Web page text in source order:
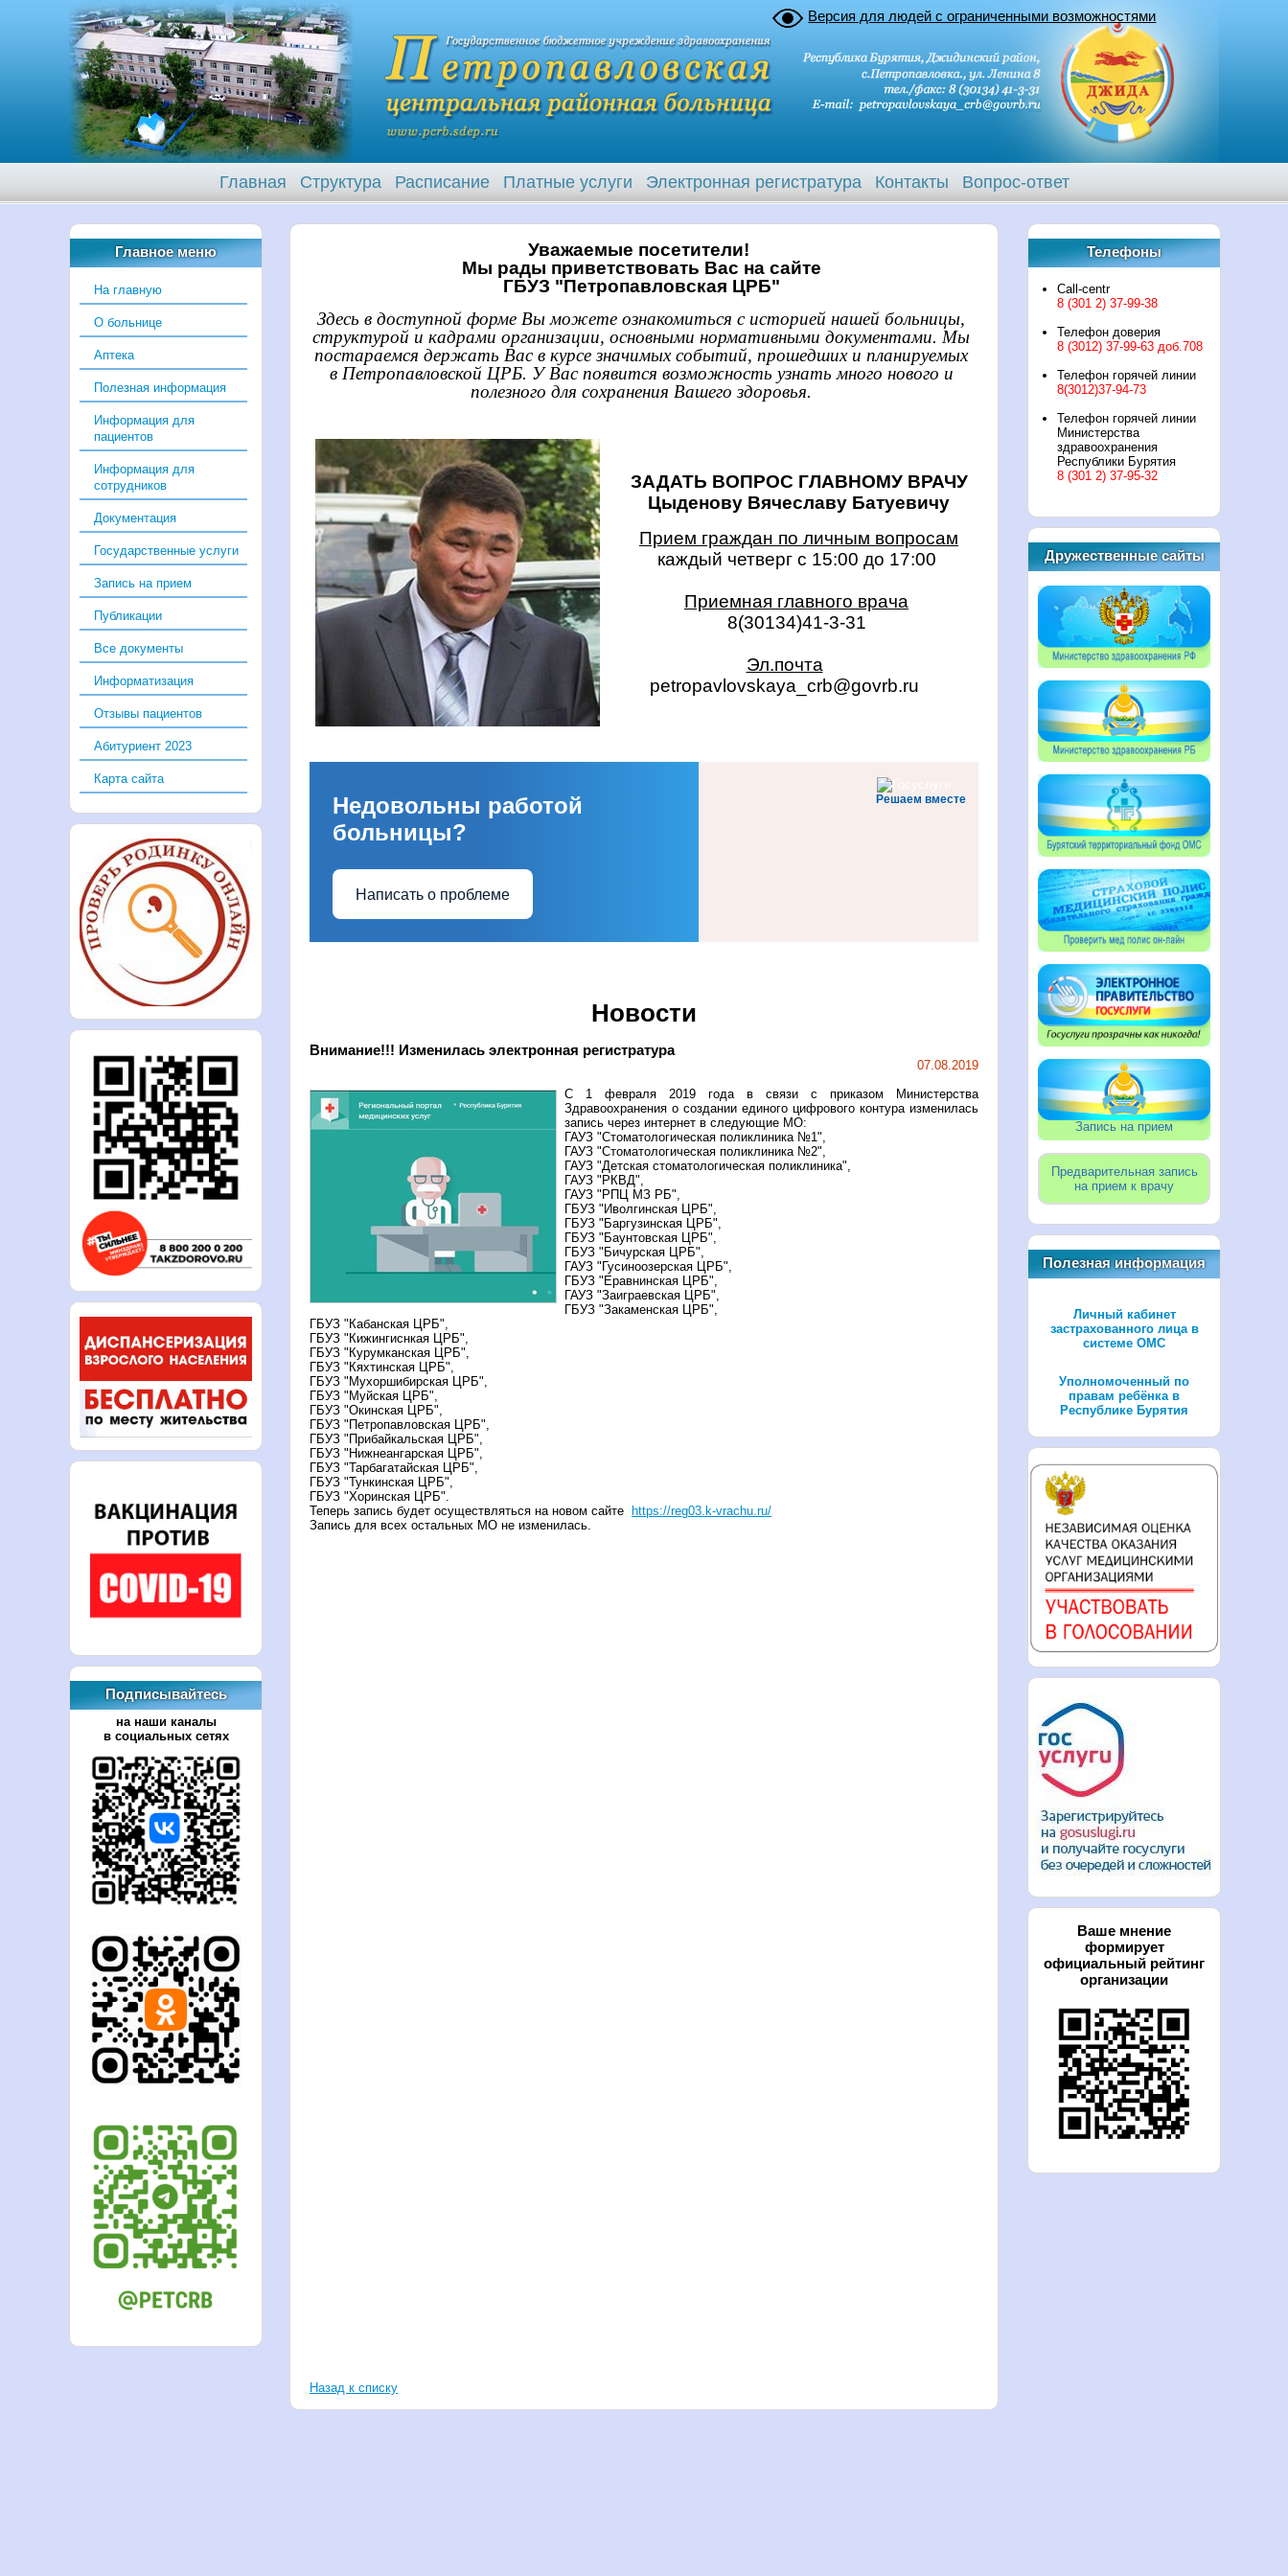
Версия для людей с ограниченными возможностями
Главная Структура Расписание Платные услуги Электронная регистратура Контакты Вопрос-ответ
Главное меню
На главную
О больнице
Аптека
Полезная информация
Информация для
пациентов
Информация для
сотрудников
Документация
Государственные услуги
Запись на прием
Публикации
Все документы
Информатизация
Отзывы пациентов
Абитуриент 2023
Карта сайта
Подписывайтесь
на наши каналы
в социальных сетях
Телефоны
Call-centr
8 (301 2) 37-99-38
Телефон доверия
8 (3012) 37-99-63 доб.708
Телефон горячей линии
8(3012)37-94-73
Телефон горячей линии
Министерства
здравоохранения
Республики Бурятия
8 (301 2) 37-95-32
Дружественные сайты
Запись на прием
Предварительная запись
на прием к врачу
Полезная информация
Личный кабинет
застрахованного лица в
системе ОМС
Уполномоченный по
правам ребёнка в
Республике Бурятия
Ваше мнение
формирует
официальный рейтинг
организации
Уважаемые посетители!
Мы рады приветствовать Вас на сайте
ГБУЗ "Петропавловская ЦРБ"
Здесь в доступной форме Вы можете ознакомиться с историей нашей больницы,
структурой и кадрами организации, основными нормативными документами. Мы
постараемся держать Вас в курсе значимых событий, прошедших и планируемых
в Петропавловской ЦРБ. У Вас появится возможность узнать много нового и
полезного для сохранения Вашего здоровья.
ЗАДАТЬ ВОПРОС ГЛАВНОМУ ВРАЧУ
Цыденову Вячеславу Батуевичу
Прием граждан по личным вопросам
каждый четверг с 15:00 до 17:00
Приемная главного врача
8(30134)41-3-31
Эл.почта
petropavlovskaya_crb@govrb.ru
Решаем вместе
Недовольны работой
больницы?
Написать о проблеме
Новости
Внимание!!! Изменилась электронная регистратура
07.08.2019
С 1 февраля 2019 года в связи с приказом Министерства
Здравоохранения о создании единого цифрового контура изменилась
запись через интернет в следующие МО:
ГАУЗ "Стоматологическая поликлиника №1",
ГАУЗ "Стоматологическая поликлиника №2",
ГАУЗ "Детская стоматологическая поликлиника",
ГАУЗ "РКВД",
ГАУЗ "РПЦ МЗ РБ",
ГБУЗ "Иволгинская ЦРБ",
ГБУЗ "Баргузинская ЦРБ",
ГБУЗ "Баунтовская ЦРБ",
ГБУЗ "Бичурская ЦРБ",
ГАУЗ "Гусиноозерская ЦРБ",
ГБУЗ "Еравнинская ЦРБ",
ГАУЗ "Заиграевская ЦРБ",
ГБУЗ "Закаменская ЦРБ",
ГБУЗ "Кабанская ЦРБ",
ГБУЗ "Кижингиснкая ЦРБ",
ГБУЗ "Курумканская ЦРБ",
ГБУЗ "Кяхтинская ЦРБ",
ГБУЗ "Мухоршибирская ЦРБ",
ГБУЗ "Муйская ЦРБ",
ГБУЗ "Окинская ЦРБ",
ГБУЗ "Петропавловская ЦРБ",
ГБУЗ "Прибайкальская ЦРБ",
ГБУЗ "Нижнеангарская ЦРБ",
ГБУЗ "Тарбагатайская ЦРБ",
ГБУЗ "Тункинская ЦРБ",
ГБУЗ "Хоринская ЦРБ".
Теперь запись будет осуществляться на новом сайте
https://reg03.k-vrachu.ru/
Запись для всех остальных МО не изменилась.
Назад к списку